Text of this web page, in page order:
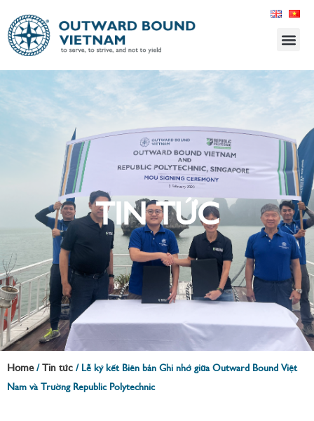
TIN TỨC
Home/Tin tức / Lễ ký kết Biên bản Ghi nhớ giữa Outward Bound Việt
Nam và Trường Republic Polytechnic